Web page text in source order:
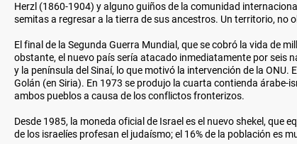
Herzl (1860-1904) y alguno guiños de la comunidad
semitas a regresar a la tierra de sus ancestros. Un territorio, no
El final de la Segunda Guerra Mundial, que se cobró la vida de
obstante, el nuevo país sería atacado inmediatamente por seis
y la península del Sinaí, lo que motivó la intervención de la ONU.
Golán (en Siria). En 1973 se produjo la cuarta contienda árabe-
ambos pueblos a causa de los conflictos fronterizos.
Desde 1985, la moneda oficial de Israel es el nuevo shekel, que
de los israelíes profesan el judaísmo; el 16% de la población es